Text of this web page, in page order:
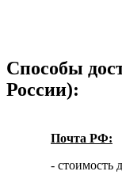
Способы
России):
Почта РФ:
- стоимость